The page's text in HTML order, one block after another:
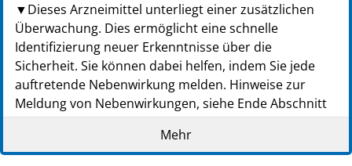
▼Dieses Arzneimittel unterliegt einer zusätzlichen
Überwachung. Dies ermöglicht eine schnelle
Identifizierung neuer Erkenntnisse über die
Sicherheit. Sie können dabei helfen, indem Sie jede
auftretende Nebenwirkung melden. Hinweise zur
Meldung von Nebenwirkungen, siehe Ende Abschnitt
4.
Lesen Sie die gesamte Packungsbeilage sorgfältig
Mehr